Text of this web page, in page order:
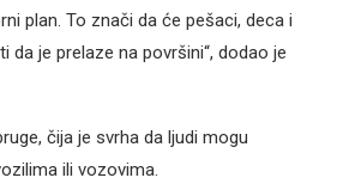
plan. To znači da će pešaci, deca i
je prelaze na površini“, dodao je
čija je svrha da ljudi mogu
ili vozovima.